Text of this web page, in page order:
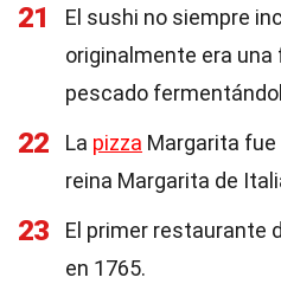
21 El sushi no siempre
originalmente era
pescado
22 La pizza Margarita fue
reina Margarita de
23 El primer restaurante
en 1765.